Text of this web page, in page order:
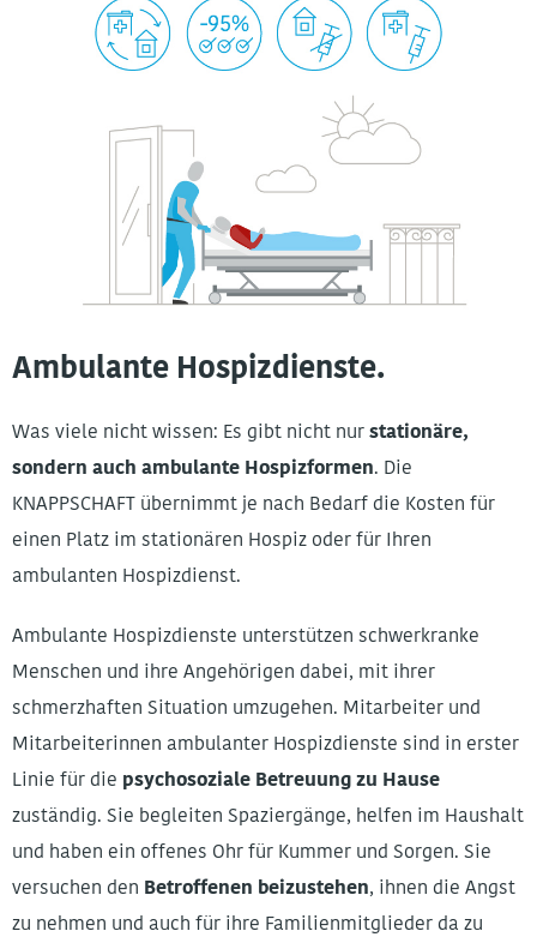
Ambulante Hospizdienste.
Was viele nicht wissen: Es gibt nicht nur stationäre,
sondern auch ambulante Hospizformen. Die
KNAPPSCHAFT übernimmt je nach Bedarf die Kosten für
einen Platz im stationären Hospiz oder für Ihren
ambulanten Hospizdienst.
Ambulante Hospizdienste unterstützen schwerkranke
Menschen und ihre Angehörigen dabei, mit ihrer
schmerzhaften Situation umzugehen. Mitarbeiter und
Mitarbeiterinnen ambulanter Hospizdienste sind in erster
Linie für die psychosoziale Betreuung zu Hause
zuständig. Sie begleiten Spaziergänge, helfen im Haushalt
und haben ein offenes Ohr für Kummer und Sorgen. Sie
versuchen den Betroffenen beizustehen, ihnen die Angst
zu nehmen und auch für ihre Familienmitglieder da zu